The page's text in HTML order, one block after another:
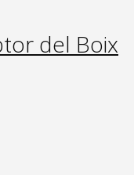
del Boix